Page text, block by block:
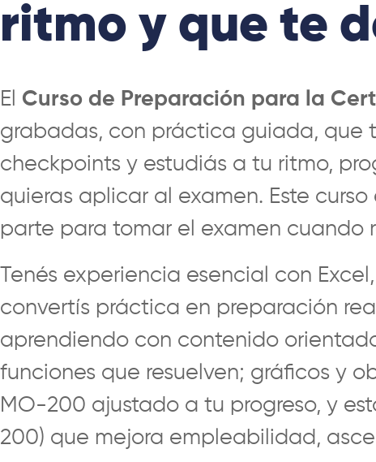
ritmo y que te
El Curso de Preparación para la
grabadas, con práctica guiada, que
checkpoints y estudiás a tu ritmo,
quieras aplicar al examen. Este
parte para tomar el examen cuando
Tenés experiencia esencial con
convertís práctica en preparación
aprendiendo con contenido
funciones que resuelven; gráficos y
MO-200 ajustado a tu progreso, y
200) que mejora empleabilidad,